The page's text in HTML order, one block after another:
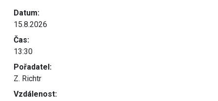
Datum:
15.8.2026
Čas:
13:30
Pořadatel:
Z. Richtr
Vzdálenost: